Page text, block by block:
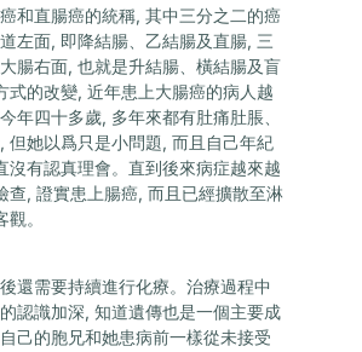
和直腸癌的統稱, 其中三分之二的癌
左面, 即降結腸、乙結腸及直腸, 三
腸右面, 也就是升結腸、橫結腸及盲
式的改變, 近年患上大腸癌的病人越
年四十多歲, 多年來都有肚痛肚脹、
但她以爲只是小問題, 而且自己年紀
沒有認真理會。直到後來病症越來越
查, 證實患上腸癌, 而且已經擴散至淋
。
還需要持續進行化療。治療過程中
認識加深, 知道遺傳也是一個主要成
己的胞兄和她患病前一樣從未接受